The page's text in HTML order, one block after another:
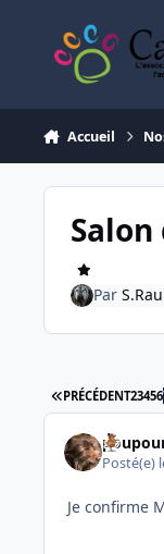
Accueil
Par
PREMIÈRE PAGE
PRÉCÉDENT23456
Posté(e)
Je confirme